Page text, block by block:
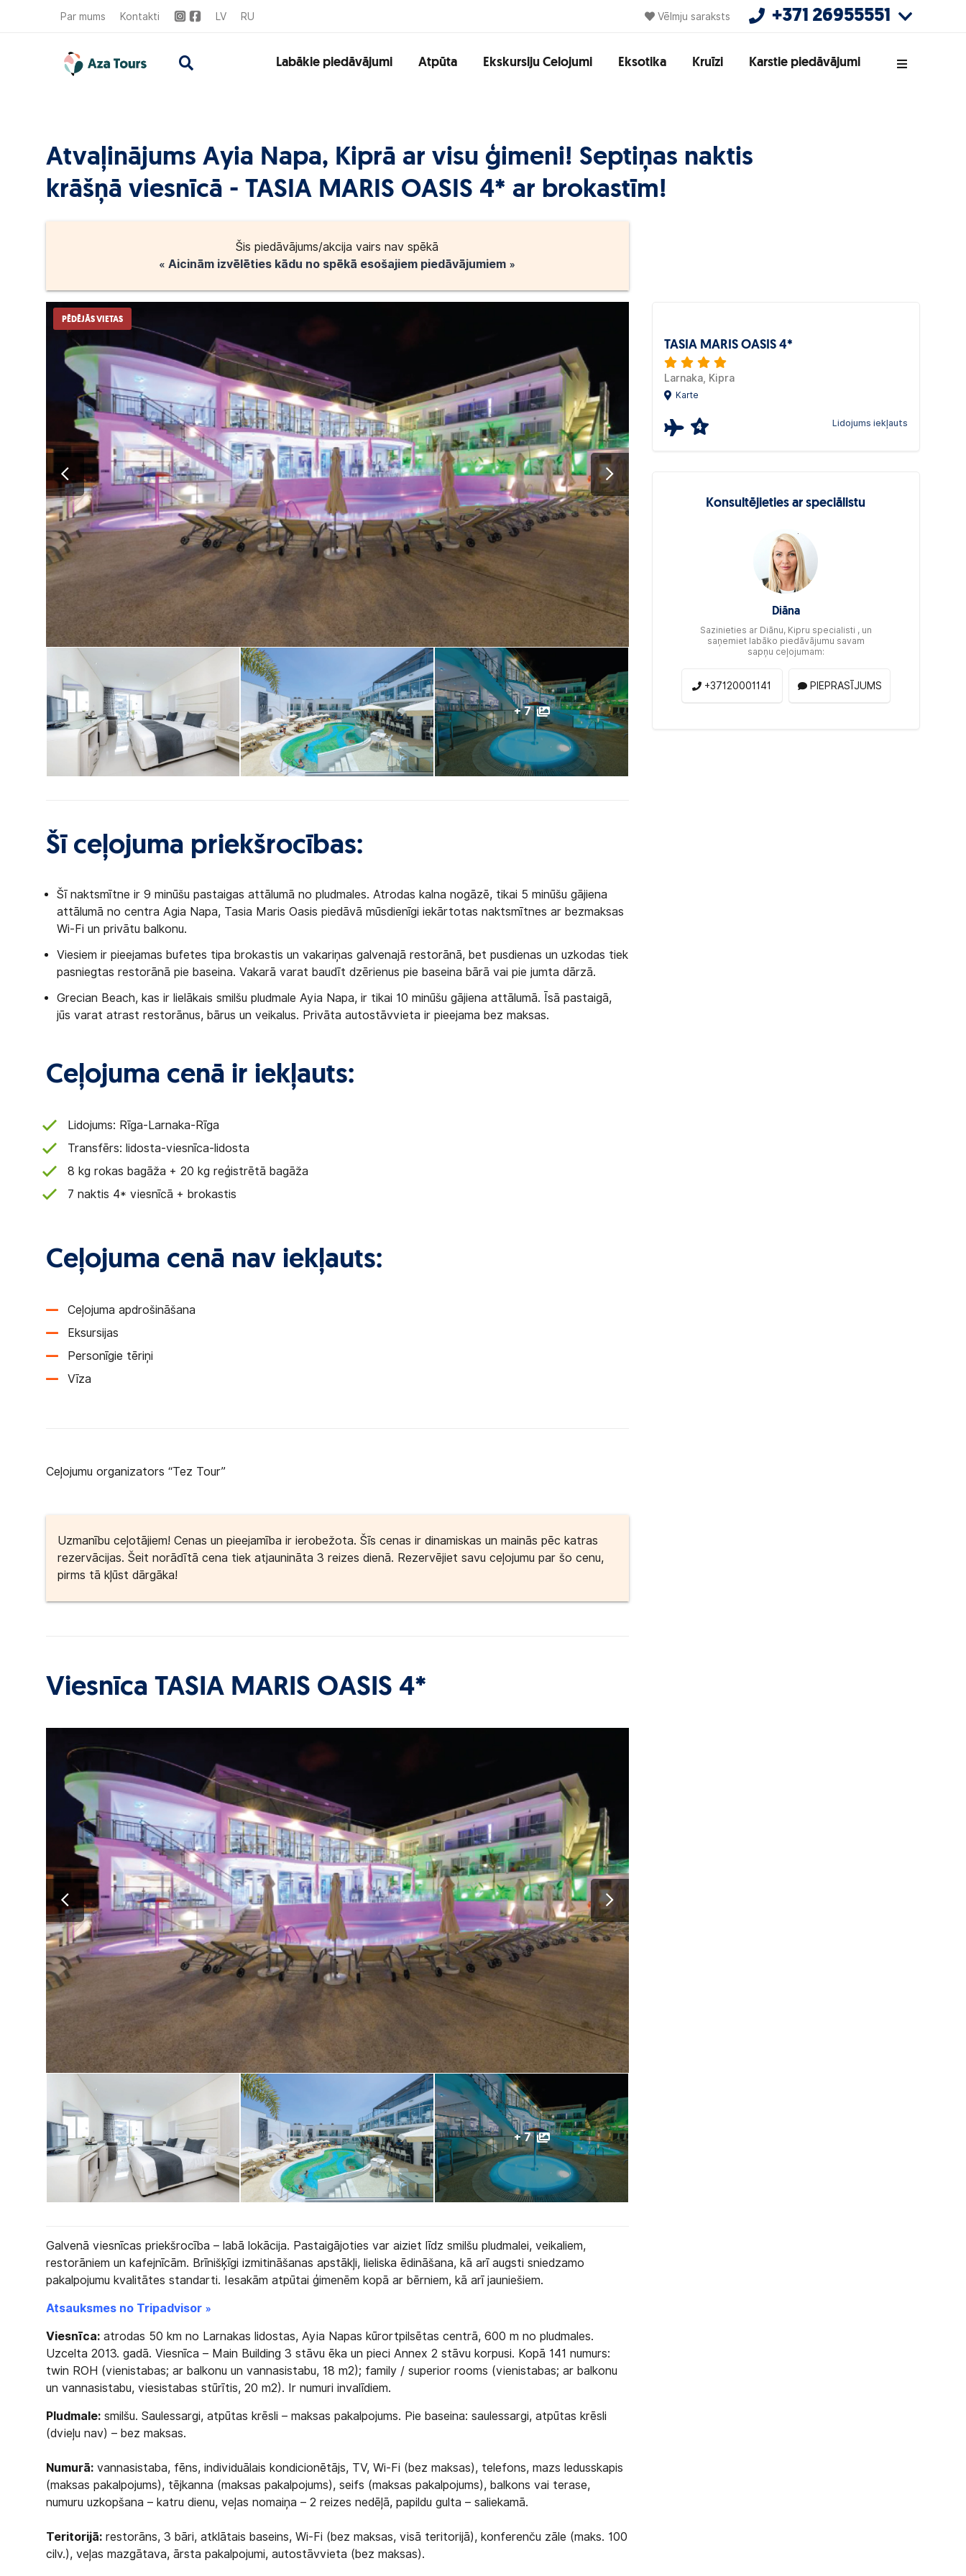
Par mums Kontakti LV RU Vēlmju saraksts +371 26955551
Labākie piedāvājumi Atpūta Ekskursiju Celojumi Eksotika Kruīzi Karstie piedāvājumi
Atvaļinājums Ayia Napa, Kiprā ar visu ģimeni! Septiņas naktis
krāšņā viesnīcā - TASIA MARIS OASIS 4* ar brokastīm!
Šis piedāvājums/akcija vairs nav spēkā
« Aicinām izvēlēties kādu no spēkā esošajiem piedāvājumiem »
PĒDĒJĀS VIETAS
+ 7
Šī ceļojuma priekšrocības:
Šī naktsmītne ir 9 minūšu pastaigas attālumā no pludmales. Atrodas kalna nogāzē, tikai 5 minūšu gājiena
attālumā no centra Agia Napa, Tasia Maris Oasis piedāvā mūsdienīgi iekārtotas naktsmītnes ar bezmaksas
Wi-Fi un privātu balkonu.
Viesiem ir pieejamas bufetes tipa brokastis un vakariņas galvenajā restorānā, bet pusdienas un uzkodas tiek
pasniegtas restorānā pie baseina. Vakarā varat baudīt dzērienus pie baseina bārā vai pie jumta dārzā.
Grecian Beach, kas ir lielākais smilšu pludmale Ayia Napa, ir tikai 10 minūšu gājiena attālumā. Īsā pastaigā,
jūs varat atrast restorānus, bārus un veikalus. Privāta autostāvvieta ir pieejama bez maksas.
Ceļojuma cenā ir iekļauts:
Lidojums: Rīga-Larnaka-Rīga
Transfērs: lidosta-viesnīca-lidosta
8 kg rokas bagāža + 20 kg reģistrētā bagāža
7 naktis 4* viesnīcā + brokastis
Ceļojuma cenā nav iekļauts:
Ceļojuma apdrošināšana
Eksursijas
Personīgie tēriņi
Vīza
Ceļojumu organizators “Tez Tour”
Uzmanību ceļotājiem! Cenas un pieejamība ir ierobežota. Šīs cenas ir dinamiskas un mainās pēc katras
rezervācijas. Šeit norādītā cena tiek atjaunināta 3 reizes dienā. Rezervējiet savu ceļojumu par šo cenu,
pirms tā kļūst dārgāka!
Viesnīca TASIA MARIS OASIS 4*
+ 7
Galvenā viesnīcas priekšrocība – labā lokācija. Pastaigājoties var aiziet līdz smilšu pludmalei, veikaliem,
restorāniem un kafejnīcām. Brīnišķīgi izmitināšanas apstākļi, lieliska ēdināšana, kā arī augsti sniedzamo
pakalpojumu kvalitātes standarti. Iesakām atpūtai ģimenēm kopā ar bērniem, kā arī jauniešiem.
Atsauksmes no Tripadvisor »
Viesnīca: atrodas 50 km no Larnakas lidostas, Ayia Napas kūrortpilsētas centrā, 600 m no pludmales.
Uzcelta 2013. gadā. Viesnīca – Main Building 3 stāvu ēka un pieci Annex 2 stāvu korpusi. Kopā 141 numurs:
twin ROH (vienistabas; ar balkonu un vannasistabu, 18 m2); family / superior rooms (vienistabas; ar balkonu
un vannasistabu, viesistabas stūrītis, 20 m2). Ir numuri invalīdiem.
Pludmale: smilšu. Saulessargi, atpūtas krēsli – maksas pakalpojums. Pie baseina: saulessargi, atpūtas krēsli
(dvieļu nav) – bez maksas.
Numurā: vannasistaba, fēns, individuālais kondicionētājs, TV, Wi-Fi (bez maksas), telefons, mazs ledusskapis
(maksas pakalpojums), tējkanna (maksas pakalpojums), seifs (maksas pakalpojums), balkons vai terase,
numuru uzkopšana – katru dienu, veļas nomaiņa – 2 reizes nedēļā, papildu gulta – saliekamā.
Teritorijā: restorāns, 3 bāri, atklātais baseins, Wi-Fi (bez maksas, visā teritorijā), konferenču zāle (maks. 100
cilv.), veļas mazgātava, ārsta pakalpojumi, autostāvvieta (bez maksas).
TASIA MARIS OASIS 4*
Larnaka, Kipra
Karte
4 Lidojums iekļauts
Konsultējieties ar speciālistu
Diāna
Sazinieties ar Diānu, Kipru specialisti , un
saņemiet labāko piedāvājumu savam
sapņu ceļojumam:
+37120001141 PIEPRASĪJUMS